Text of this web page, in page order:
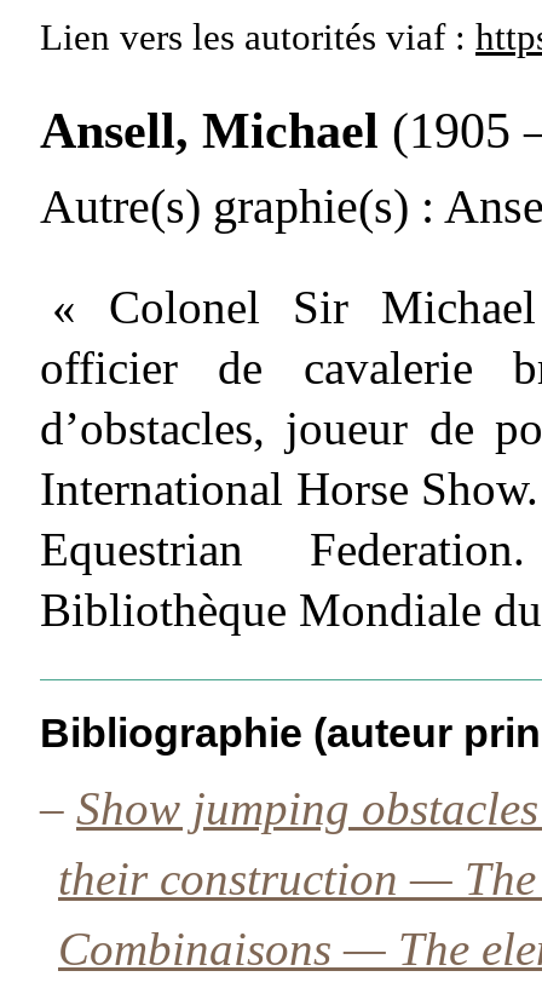
Lien vers les autorités viaf :
Ansell, Michael (1905
Autre(s) graphie(s) :
« Colonel Sir
officier de cavalerie
d’obstacles, joueur de
International Horse
Equestrian
Bibliothèque Mondiale
Bibliographie (auteur
– Show jumping
their construction —
Combinaisons — The